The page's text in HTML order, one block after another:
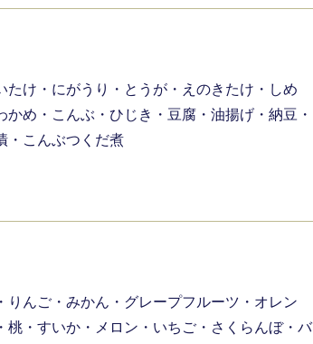
たけ・にがうり・とうが・えのきたけ・しめ
め・こんぶ・ひじき・豆腐・油揚げ・納豆・
・こんぶつくだ煮
りんご・みかん・グレープフルーツ・オレン
桃・すいか・メロン・いちご・さくらんぼ・バ